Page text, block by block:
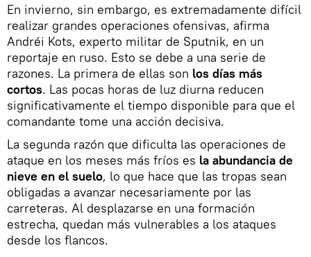
En invierno, sin embargo, es extremadamente difícil
realizar grandes operaciones ofensivas, afirma
Andréi Kots, experto militar de Sputnik, en un
reportaje en ruso. Esto se debe a una serie de
razones. La primera de ellas son los días más
cortos. Las pocas horas de luz diurna reducen
significativamente el tiempo disponible para que el
comandante tome una acción decisiva.
La segunda razón que dificulta las operaciones de
ataque en los meses más fríos es la abundancia de
nieve en el suelo, lo que hace que las tropas sean
obligadas a avanzar necesariamente por las
carreteras. Al desplazarse en una formación
estrecha, quedan más vulnerables a los ataques
desde los flancos.